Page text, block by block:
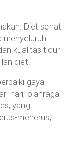
Diet sehat
kualitas tidur
diet.
gaya
hari, olahraga
yang
menerus,